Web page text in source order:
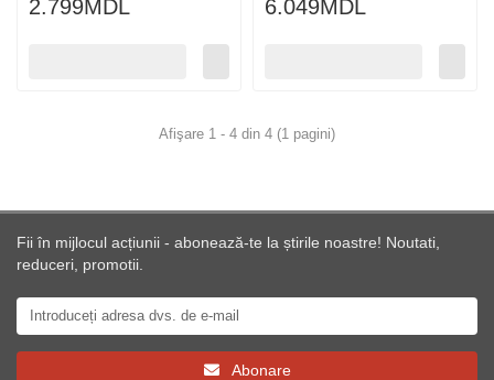
2.799MDL 6.049MDL
Afişare 1 - 4 din 4 (1 pagini)
Fii în mijlocul acțiunii - abonează-te la știrile noastre! Noutati,
reduceri, promotii.
Abonare